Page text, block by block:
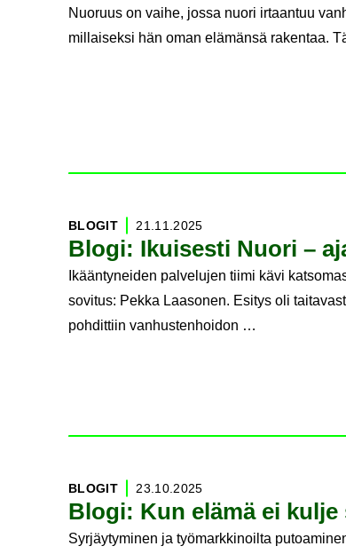
Nuoruus on vaihe, jossa nuori irtaantuu
millaiseksi hän oman elämänsä rakentaa.
Blogi: Ikui­ses­ti Nuori –
BLO­GIT 21.11.2025
Ikääntyneiden palvelujen tiimi kävi
sovitus: Pekka Laasonen. Esitys oli
pohdittiin vanhustenhoidon …
Blogi: Kun elämä ei
BLO­GIT 23.10.2025
Syrjäytyminen ja työmarkkinoilta